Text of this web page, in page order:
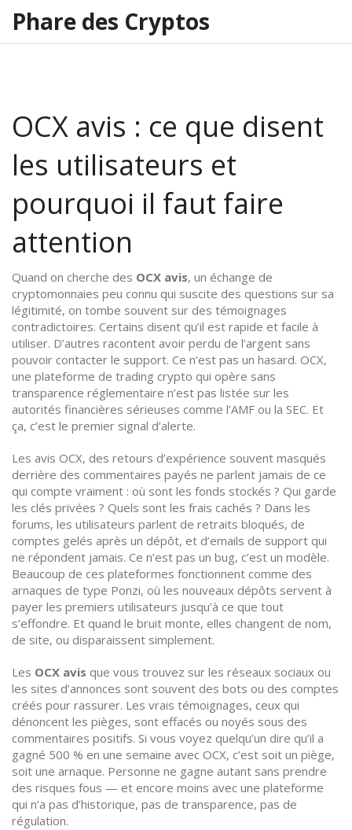
Phare des Cryptos
OCX avis : ce que disent
les utilisateurs et
pourquoi il faut faire
attention
Quand on cherche des OCX avis, un échange de
cryptomonnaies peu connu qui suscite des questions sur sa
légitimité, on tombe souvent sur des témoignages
contradictoires. Certains disent qu’il est rapide et facile à
utiliser. D’autres racontent avoir perdu de l’argent sans
pouvoir contacter le support. Ce n’est pas un hasard. OCX,
une plateforme de trading crypto qui opère sans
transparence réglementaire n’est pas listée sur les
autorités financières sérieuses comme l’AMF ou la SEC. Et
ça, c’est le premier signal d’alerte.
Les avis OCX, des retours d’expérience souvent masqués
derrière des commentaires payés ne parlent jamais de ce
qui compte vraiment : où sont les fonds stockés ? Qui garde
les clés privées ? Quels sont les frais cachés ? Dans les
forums, les utilisateurs parlent de retraits bloqués, de
comptes gelés après un dépôt, et d’emails de support qui
ne répondent jamais. Ce n’est pas un bug, c’est un modèle.
Beaucoup de ces plateformes fonctionnent comme des
arnaques de type Ponzi, où les nouveaux dépôts servent à
payer les premiers utilisateurs jusqu’à ce que tout
s’effondre. Et quand le bruit monte, elles changent de nom,
de site, ou disparaissent simplement.
Les OCX avis que vous trouvez sur les réseaux sociaux ou
les sites d’annonces sont souvent des bots ou des comptes
créés pour rassurer. Les vrais témoignages, ceux qui
dénoncent les pièges, sont effacés ou noyés sous des
commentaires positifs. Si vous voyez quelqu’un dire qu’il a
gagné 500 % en une semaine avec OCX, c’est soit un piège,
soit une arnaque. Personne ne gagne autant sans prendre
des risques fous — et encore moins avec une plateforme
qui n’a pas d’historique, pas de transparence, pas de
régulation.